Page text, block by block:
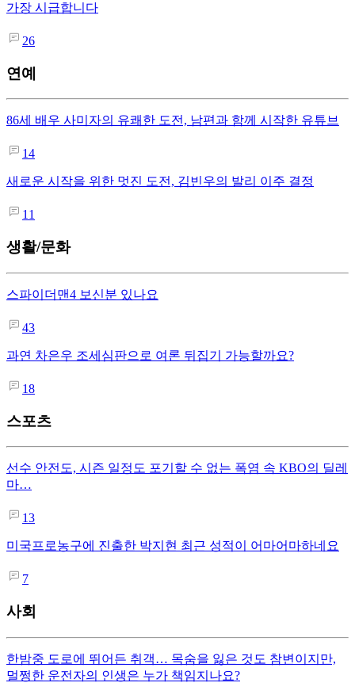
가장 시급합니다
26
연예
86세 배우 사미자의 유쾌한 도전, 남편과 함께 시작한 유튜브
14
새로운 시작을 위한 멋진 도전, 김빈우의 발리 이주 결정
11
생활/문화
스파이더맨4 보신분 있나요
43
과연 차은우 조세심판으로 여론 뒤집기 가능할까요?
18
스포츠
선수 안전도, 시즌 일정도 포기할 수 없는 폭염 속 KBO의 딜레
마…
13
미국프로농구에 진출한 박지현 최근 성적이 어마어마하네요
7
사회
한밤중 도로에 뛰어든 취객… 목숨을 잃은 것도 참변이지만,
멀쩡한 운전자의 인생은 누가 책임지나요?